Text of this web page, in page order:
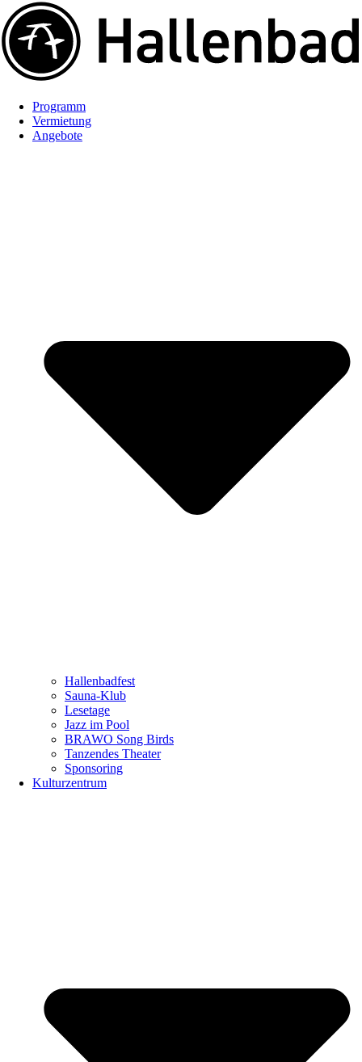
Programm
Vermietung
Angebote
Hallenbadfest
Sauna-Klub
Lesetage
Jazz im Pool
BRAWO Song Birds
Tanzendes Theater
Sponsoring
Kulturzentrum